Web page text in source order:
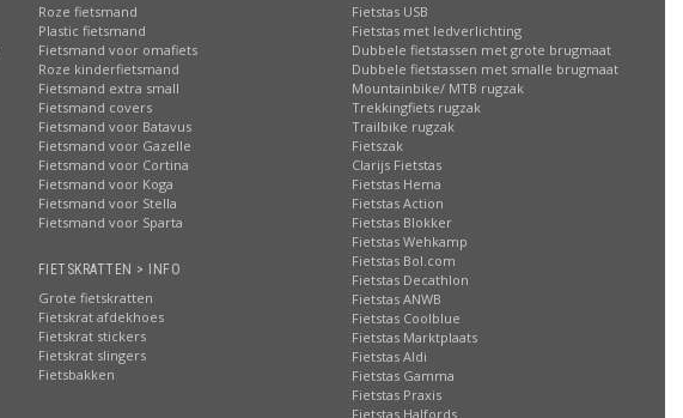
Roze fietsmand
Plastic fietsmand
Fietsmand voor omafiets
Roze kinderfietsmand
Fietsmand extra small
Fietsmand covers
Fietsmand voor Batavus
Fietsmand voor Gazelle
Fietsmand voor Cortina
Fietsmand voor Koga
Fietsmand voor Stella
Fietsmand voor Sparta
FIETSKRATTEN > INFO
Grote fietskratten
Fietskrat afdekhoes
Fietskrat stickers
Fietskrat slingers
Fietsbakken
Fietstas USB
Fietstas met ledverlichting
Dubbele fietstassen met grote brugmaat
Dubbele fietstassen met smalle brugmaat
Mountainbike/ MTB rugzak
Trekkingfiets rugzak
Trailbike rugzak
Fietszak
Clarijs Fietstas
Fietstas Hema
Fietstas Action
Fietstas Blokker
Fietstas Wehkamp
Fietstas Bol.com
Fietstas Decathlon
Fietstas ANWB
Fietstas Coolblue
Fietstas Marktplaats
Fietstas Aldi
Fietstas Gamma
Fietstas Praxis
Fietstas Halfords